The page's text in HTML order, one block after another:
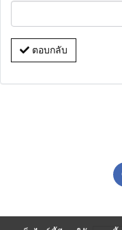
ตอบกลับ